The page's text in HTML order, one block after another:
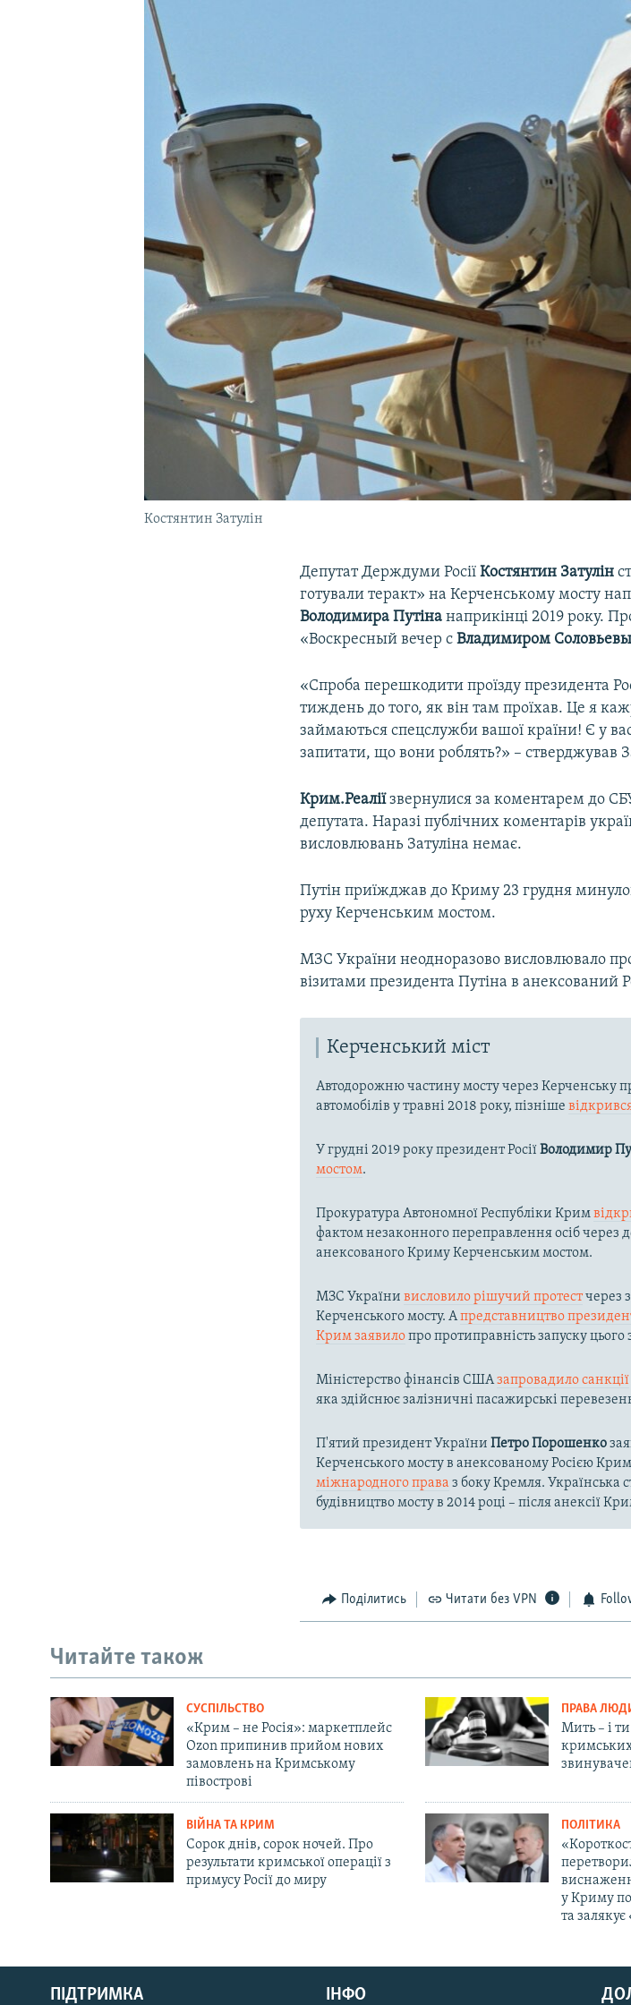
УКРАЇНСЬКА ПРОБЛЕМА КРИМУ
Русский
Qırımtatar
Костянтин Затулін
Депутат Держдуми РосіїКостянтин Затулін
готували теракт» на Керченському мосту
Володимира Путіна наприкінці 2019 року.
«Воскресный вечер сВладимиром
«Спроба перешкодити проїзду президента
тиждень до того, як він там проїхав. Це я
займаються спецслужби вашої країни! Є у
запитати, що вони роблять?» – стверджував
Крим.Реаліїзвернулися за коментарем до
депутата. Наразі публічних коментарів
висловлювань Затуліна немає.
Путін приїжджав до Криму 23 грудня
руху Керченським мостом.
МЗС України неодноразово висловлювало
візитами президента Путіна в анексований
Керченський міст
Автодорожню частину мосту через Керченську
автомобілів у травні 2018 року, пізніше
У грудні 2019 року президент РосіїВолодимир
мостом.
Прокуратура Автономної Республіки Крим
фактом незаконного переправлення осіб
анексованого Криму Керченським мостом.
МЗС Українивисловило рішучий протестчерез
Керченського мосту. Апредставництво
Крим заявилопро протиправність запуску
Міністерство фінансів СШАзапровадило санкції
яка здійснює залізничні пасажирські
П'ятий президент УкраїниПетро Порошенко
Керченського мосту в анексованому Росією
міжнародного права з боку Кремля. Українська
будівництво мосту в 2014 році – після анексії
Поділитись Читати без VPN
Читайте також
СУСПІЛЬСТВО
«Крим – не Росія»: маркетплейс
Ozon припинив прийом нових
замовлень на Кримському
півострові
ПРАВА
Мить – і
кримських
ВІЙНА ТА КРИМ
Сорок днів, сорок ночей. Про
результати кримської операції з
примусу Росії до миру
ПОЛІТИКА
у Криму
та
ПІДТРИМКА ІНФО